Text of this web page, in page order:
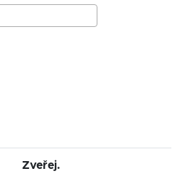
Zveřej.